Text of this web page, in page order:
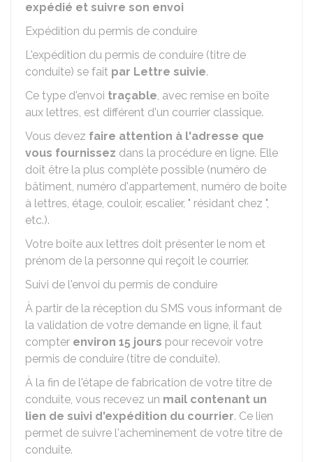
expédié et suivre son envoi
Expédition du permis de conduire
L'expédition du permis de conduire (titre de
conduite) se fait par Lettre suivie.
Ce type d'envoi traçable, avec remise en boîte
aux lettres, est différent d'un courrier classique.
Vous devez faire attention à l'adresse que
vous fournissez dans la procédure en ligne. Elle
doit être la plus complète possible (numéro de
bâtiment, numéro d'appartement, numéro de boite
à lettres, étage, couloir, escalier, " résidant chez ",
etc.).
Votre boite aux lettres doit présenter le nom et
prénom de la personne qui reçoit le courrier.
Suivi de l'envoi du permis de conduire
À partir de la réception du SMS vous informant de
la validation de votre demande en ligne, il faut
compter environ 15 jours pour recevoir votre
permis de conduire (titre de conduite).
À la fin de l'étape de fabrication de votre titre de
conduite, vous recevez un mail contenant un
lien de suivi d'expédition du courrier. Ce lien
permet de suivre l'acheminement de votre titre de
conduite.